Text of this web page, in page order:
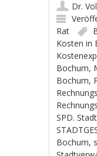
Dr.
Rat
Kosten in
Bochum,
Bochum,
SPD.
Bochum,